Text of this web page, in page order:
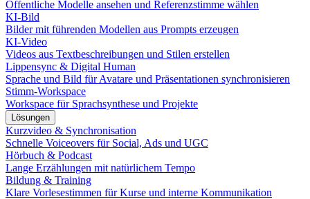
Öffentliche Modelle ansehen und Referenzstimme wählen
KI-Bild
Bilder mit führenden Modellen aus Prompts erzeugen
KI-Video
Videos aus Textbeschreibungen und Stilen erstellen
Lippensync & Digital Human
Sprache und Bild für Avatare und Präsentationen synchronisieren
Stimm-Workspace
Workspace für Sprachsynthese und Projekte
Lösungen
Kurzvideo & Synchronisation
Schnelle Voiceovers für Social, Ads und UGC
Hörbuch & Podcast
Lange Erzählungen mit natürlichem Tempo
Bildung & Training
Klare Vorlesestimmen für Kurse und interne Kommunikation